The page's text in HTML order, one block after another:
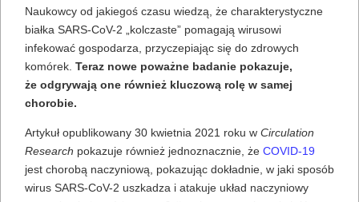
Naukowcy od jakiegoś czasu wiedzą, że charakterystyczne
białka SARS-CoV-2 „kolczaste” pomagają wirusowi
infekować gospodarza, przyczepiając się do zdrowych
komórek. Teraz nowe poważne badanie pokazuje,
że odgrywają one również kluczową rolę w samej
chorobie.
Artykuł opublikowany 30 kwietnia 2021 roku w Circulation
Research pokazuje również jednoznacznie, że COVID-19
jest chorobą naczyniową, pokazując dokładnie, w jaki sposób
wirus SARS-CoV-2 uszkadza i atakuje układ naczyniowy